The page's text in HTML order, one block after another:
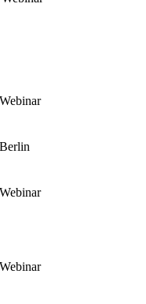
Webinar
Berlin
Webinar
Webinar